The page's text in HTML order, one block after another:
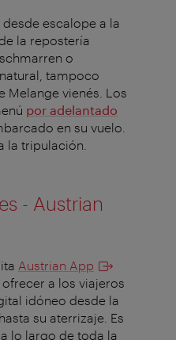
escalope a la
la repostería
o
tampoco
Melange vienés. Los
por adelantado
en su vuelo.
la tripulación.
- Austrian
Austrian App
a los viajeros
idóneo desde la
su aterrizaje. Es
lo largo de toda la